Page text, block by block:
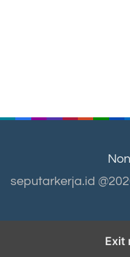
seputarkerja.id
Exit